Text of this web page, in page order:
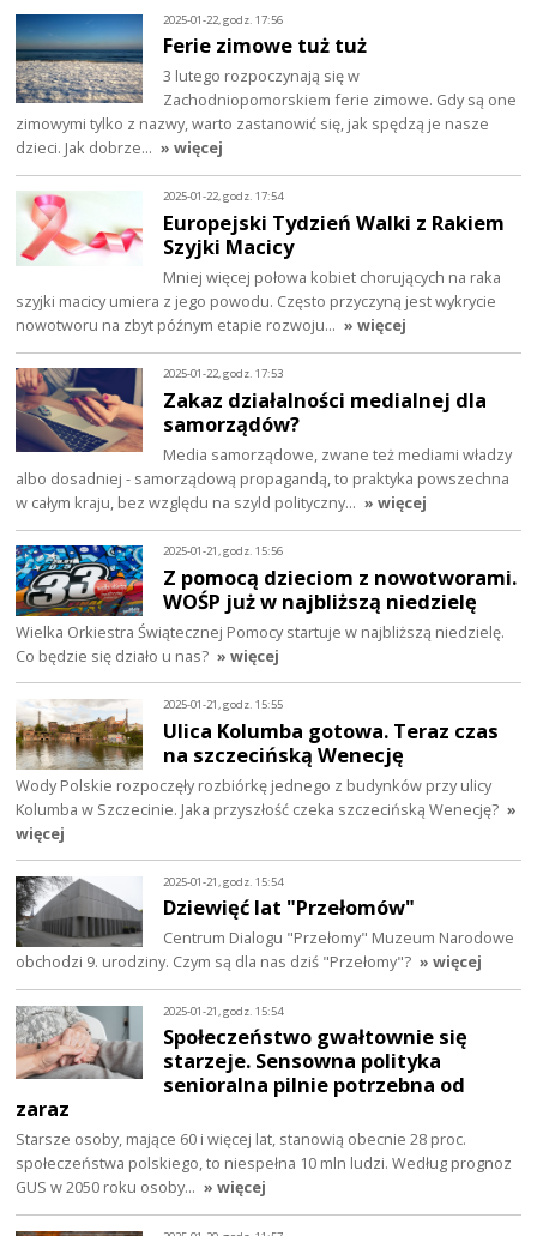
2025-01-22, godz. 17:56
Ferie zimowe tuż tuż
3 lutego rozpoczynają się w
Zachodniopomorskiem ferie zimowe. Gdy są one
zimowymi tylko z nazwy, warto zastanowić się, jak spędzą je nasze
dzieci. Jak dobrze… » więcej
2025-01-22, godz. 17:54
Europejski Tydzień Walki z Rakiem
Szyjki Macicy
Mniej więcej połowa kobiet chorujących na raka
szyjki macicy umiera z jego powodu. Często przyczyną jest wykrycie
nowotworu na zbyt późnym etapie rozwoju… » więcej
2025-01-22, godz. 17:53
Zakaz działalności medialnej dla
samorządów?
Media samorządowe, zwane też mediami władzy
albo dosadniej - samorządową propagandą, to praktyka powszechna
w całym kraju, bez względu na szyld polityczny… » więcej
2025-01-21, godz. 15:56
Z pomocą dzieciom z nowotworami.
WOŚP już w najbliższą niedzielę
Wielka Orkiestra Świątecznej Pomocy startuje w najbliższą niedzielę.
Co będzie się działo u nas? » więcej
2025-01-21, godz. 15:55
Ulica Kolumba gotowa. Teraz czas
na szczecińską Wenecję
Wody Polskie rozpoczęły rozbiórkę jednego z budynków przy ulicy
Kolumba w Szczecinie. Jaka przyszłość czeka szczecińską Wenecję? »
więcej
2025-01-21, godz. 15:54
Dziewięć lat "Przełomów"
Centrum Dialogu "Przełomy" Muzeum Narodowe
obchodzi 9. urodziny. Czym są dla nas dziś "Przełomy"? » więcej
2025-01-21, godz. 15:54
Społeczeństwo gwałtownie się
starzeje. Sensowna polityka
senioralna pilnie potrzebna od
zaraz
Starsze osoby, mające 60 i więcej lat, stanowią obecnie 28 proc.
społeczeństwa polskiego, to niespełna 10 mln ludzi. Według prognoz
GUS w 2050 roku osoby… » więcej